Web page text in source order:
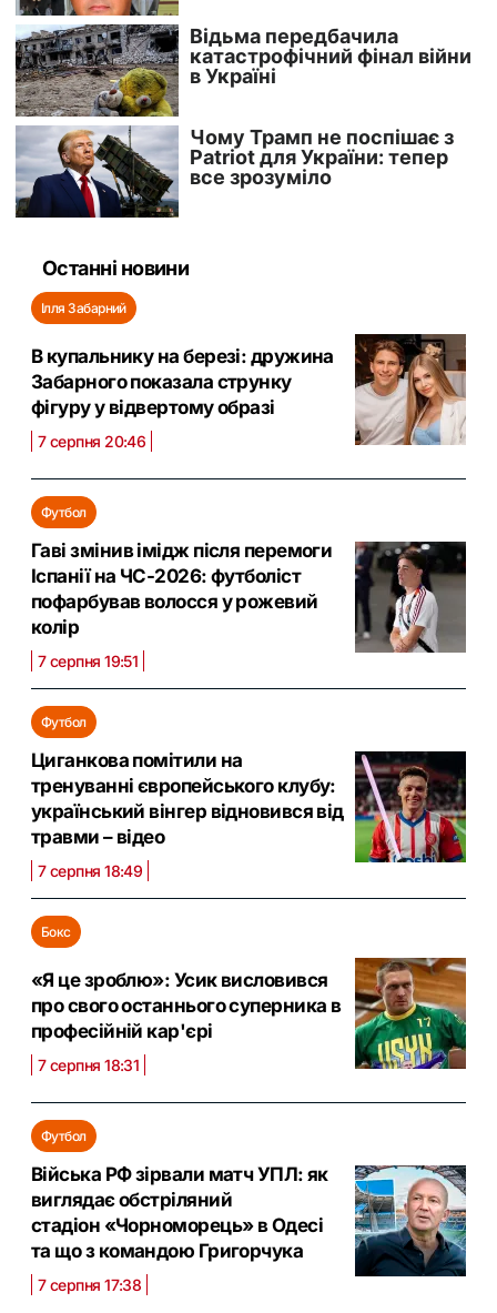
Останні новини
Ілля Забарний
В купальнику на березі: дружина
Забарного показала струнку
фігуру у відвертому образі
7 серпня 20:46
Футбол
Гаві змінив імідж після перемоги
Іспанії на ЧС-2026: футболіст
пофарбував волосся у рожевий
колір
7 серпня 19:51
Футбол
Циганкова помітили на
тренуванні європейського клубу:
український вінгер відновився від
травми – відео
7 серпня 18:49
Бокс
«Я це зроблю»: Усик висловився
про свого останнього суперника в
професійній кар'єрі
7 серпня 18:31
Футбол
Війська РФ зірвали матч УПЛ: як
виглядає обстріляний
стадіон «Чорноморець» в Одесі
та що з командою Григорчука
7 серпня 17:38